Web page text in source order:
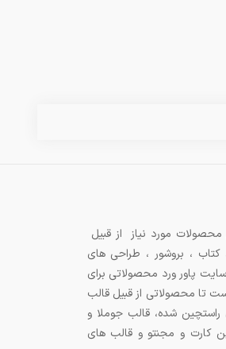
مورد نیاز از قبیل
کتاب ، بروشور ، طراحی های
پاور ورد محصولاتی برای
تا محصولاتی از قبیل قالب
شده، قالب جوملا و
کارت و مجنتو و قالب های